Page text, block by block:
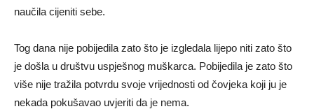
naučila cijeniti sebe.
Tog dana nije pobijedila zato što je izgledala lijepo niti zato što
je došla u društvu uspješnog muškarca. Pobijedila je zato što
više nije tražila potvrdu svoje vrijednosti od čovjeka koji ju je
nekada pokušavao uvjeriti da je nema.